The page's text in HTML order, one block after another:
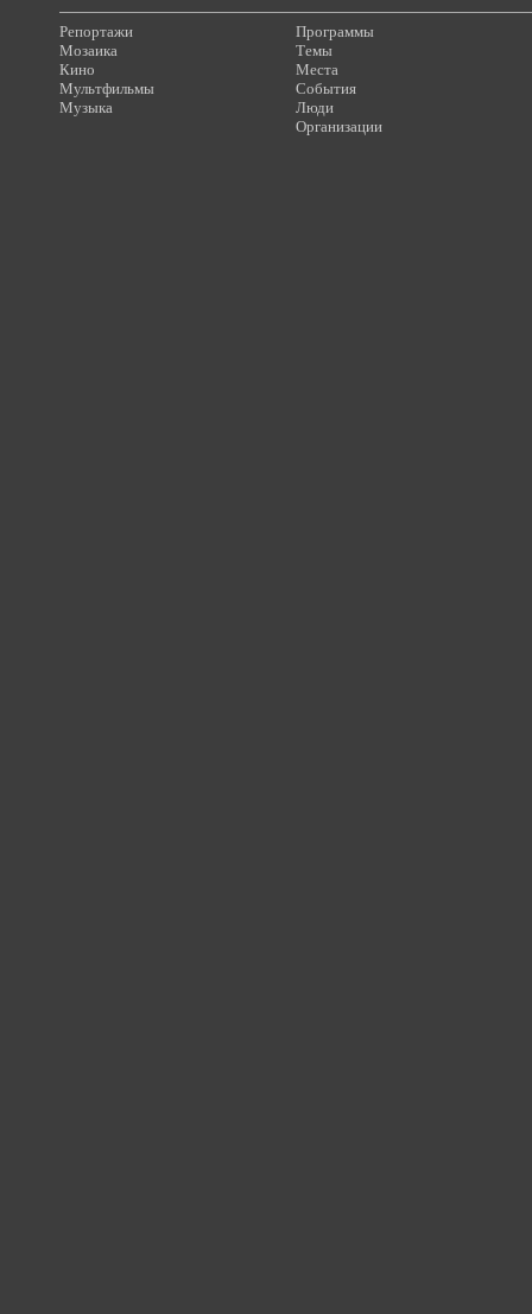
Репортажи
Мозаика
Кино
Мультфильмы
Музыка
Программы
Темы
Места
События
Люди
Организации